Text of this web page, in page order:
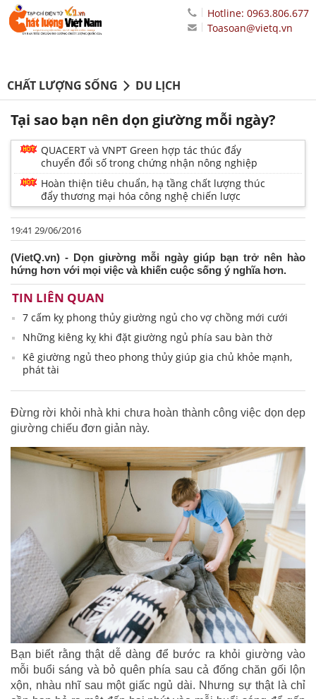
Hotline: 0963.806.677
Toasoan@vietq.vn
CHẤT LƯỢNG SỐNG DU LỊCH
Tại sao bạn nên dọn giường mỗi ngày?
QUACERT và VNPT Green hợp tác thúc đẩy
chuyển đổi số trong chứng nhận nông nghiệp
Hoàn thiện tiêu chuẩn, hạ tầng chất lượng thúc
đẩy thương mại hóa công nghệ chiến lược
19:41 29/06/2016
(VietQ.vn) - Dọn giường mỗi ngày giúp bạn trở nên hào
hứng hơn với mọi việc và khiến cuộc sống ý nghĩa hơn.
TIN LIÊN QUAN
7 cấm kỵ phong thủy giường ngủ cho vợ chồng mới cưới
Những kiêng kỵ khi đặt giường ngủ phía sau bàn thờ
Kê giường ngủ theo phong thủy giúp gia chủ khỏe mạnh,
phát tài
Đừng rời khỏi nhà khi chưa hoàn thành công việc dọn dẹp
giường chiếu đơn giản này.
Bạn biết rằng thật dễ dàng để bước ra khỏi giường vào
mỗi buổi sáng và bỏ quên phía sau cả đống chăn gối lộn
xộn, nhàu nhĩ sau một giấc ngủ dài. Nhưng sự thật là chỉ